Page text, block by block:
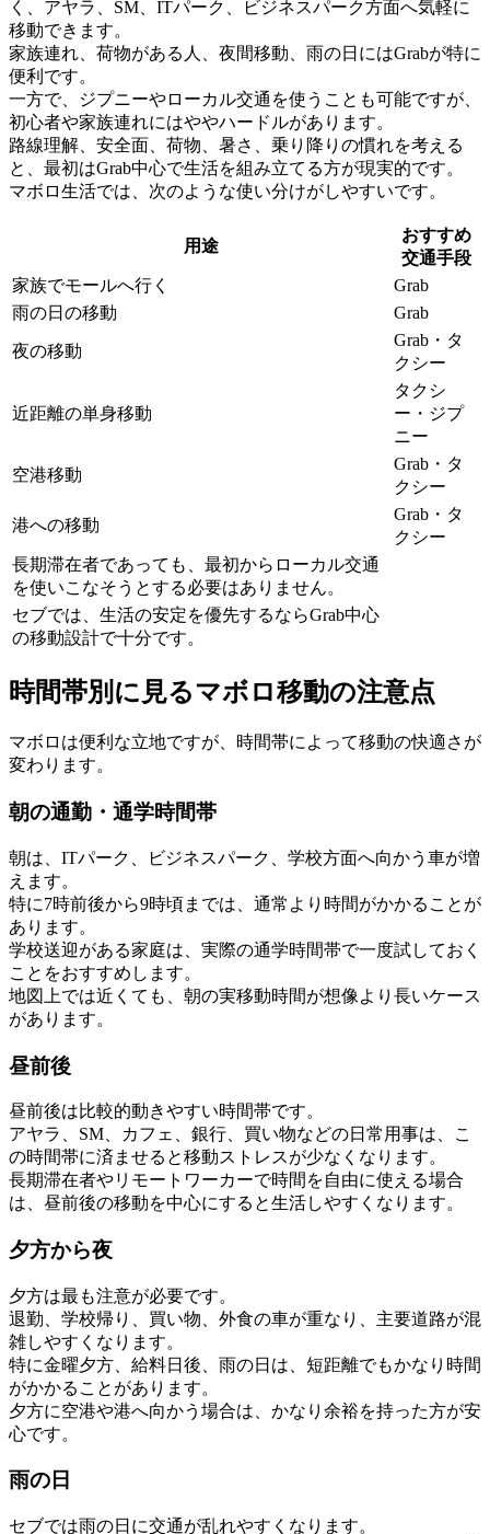
く、アヤラ、SM、ITパーク、ビジネスパーク方面へ気軽に
移動できます。
家族連れ、荷物がある人、夜間移動、雨の日にはGrabが特に
便利です。
一方で、ジプニーやローカル交通を使うことも可能ですが、
初心者や家族連れにはややハードルがあります。
路線理解、安全面、荷物、暑さ、乗り降りの慣れを考える
と、最初はGrab中心で生活を組み立てる方が現実的です。
マボロ生活では、次のような使い分けがしやすいです。
用途
おすすめ
交通手段
家族でモールへ行く
Grab
雨の日の移動
Grab
夜の移動
Grab・タ
クシー
近距離の単身移動
タクシ
ー・ジプ
ニー
空港移動
Grab・タ
クシー
港への移動
Grab・タ
クシー
長期滞在者であっても、最初からローカル交通
を使いこなそうとする必要はありません。
セブでは、生活の安定を優先するならGrab中心
の移動設計で十分です。
時間帯別に見るマボロ移動の注意点
マボロは便利な立地ですが、時間帯によって移動の快適さが
変わります。
朝の通勤・通学時間帯
朝は、ITパーク、ビジネスパーク、学校方面へ向かう車が増
えます。
特に7時前後から9時頃までは、通常より時間がかかることが
あります。
学校送迎がある家庭は、実際の通学時間帯で一度試しておく
ことをおすすめします。
地図上では近くても、朝の実移動時間が想像より長いケース
があります。
昼前後
昼前後は比較的動きやすい時間帯です。
アヤラ、SM、カフェ、銀行、買い物などの日常用事は、こ
の時間帯に済ませると移動ストレスが少なくなります。
長期滞在者やリモートワーカーで時間を自由に使える場合
は、昼前後の移動を中心にすると生活しやすくなります。
夕方から夜
夕方は最も注意が必要です。
退勤、学校帰り、買い物、外食の車が重なり、主要道路が混
雑しやすくなります。
特に金曜夕方、給料日後、雨の日は、短距離でもかなり時間
がかかることがあります。
夕方に空港や港へ向かう場合は、かなり余裕を持った方が安
心です。
雨の日
セブでは雨の日に交通が乱れやすくなります。